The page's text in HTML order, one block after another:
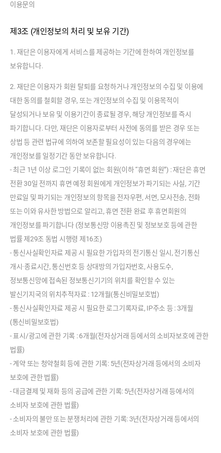
이용문의
제3조 (개인정보의 처리 및 보유 기간)
1. 재단은 이용자에게 서비스를 제공하는 기간에 한하여 개인정보를
보유합니다.
2. 재단은 이용자가 회원 탈퇴를 요청하거나 개인정보의 수집 및 이용에
대한 동의를 철회할 경우, 또는 개인정보의 수집 및 이용목적이
달성되거나 보유 및 이용기간이 종료될 경우, 해당 개인정보를 즉시
파기합니다. 다만, 재단은 이용자로부터 사전에 동의를 받은 경우 또는
상법 등 관련 법규에 의하여 보존할 필요성이 있는 다음의 경우에는
개인정보를 일정기간 동안 보유합니다.
- 최근 1년 이상 로그인 기록이 없는 회원(이하 “휴면 회원”) : 재단은 휴면
전환 30일 전까지 휴면 예정 회원에게 개인정보가 파기되는 사실, 기간
만료일 및 파기되는 개인정보의 항목을 전자우편, 서면, 모사전송, 전화
또는 이와 유사한 방법으로 알리고, 휴면 전환 완료 후 휴면회원의
개인정보를 파기합니다 (정보통신망 이용촉진 및 정보보호 등에 관한
법률 제29조 동법 시행령 제16조)
- 통신사실확인자료 제공 시 필요한 가입자의 전기통신 일시, 전기통신
개시·종료시간, 통신번호 등 상대방의 가입자번호, 사용도수,
정보통신망에 접속된 정보통신기기의 위치를 확인할 수 있는
발신기지국의 위치추적자료 : 12개월(통신비밀보호법)
- 통신사실확인자료 제공 시 필요한 로그기록자료, IP주소 등 : 3개월
(통신비밀보호법)
- 표시/광고에 관한 기록 : 6개월(전자상거래 등에서의 소비자보호에 관한
법률)
- 계약 또는 청약철회 등에 관한 기록: 5년(전자상거래 등에서의 소비자
보호에 관한 법률)
- 대금결제 및 재화 등의 공급에 관한 기록: 5년(전자상거래 등에서의
소비자 보호에 관한 법률)
- 소비자의 불만 또는 분쟁처리에 관한 기록: 3년(전자상거래 등에서의
소비자 보호에 관한 법률)